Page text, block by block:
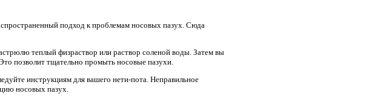
подход к проблемам носовых пазух. Сюда
теплый физраствор или раствор соленой воды. Затем вы
позволит тщательно промыть носовые пазухи.
инструкциям для вашего нети-пота. Неправильное
носовых пазух.